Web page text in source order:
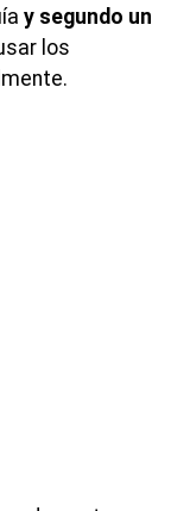
y segundo un
los